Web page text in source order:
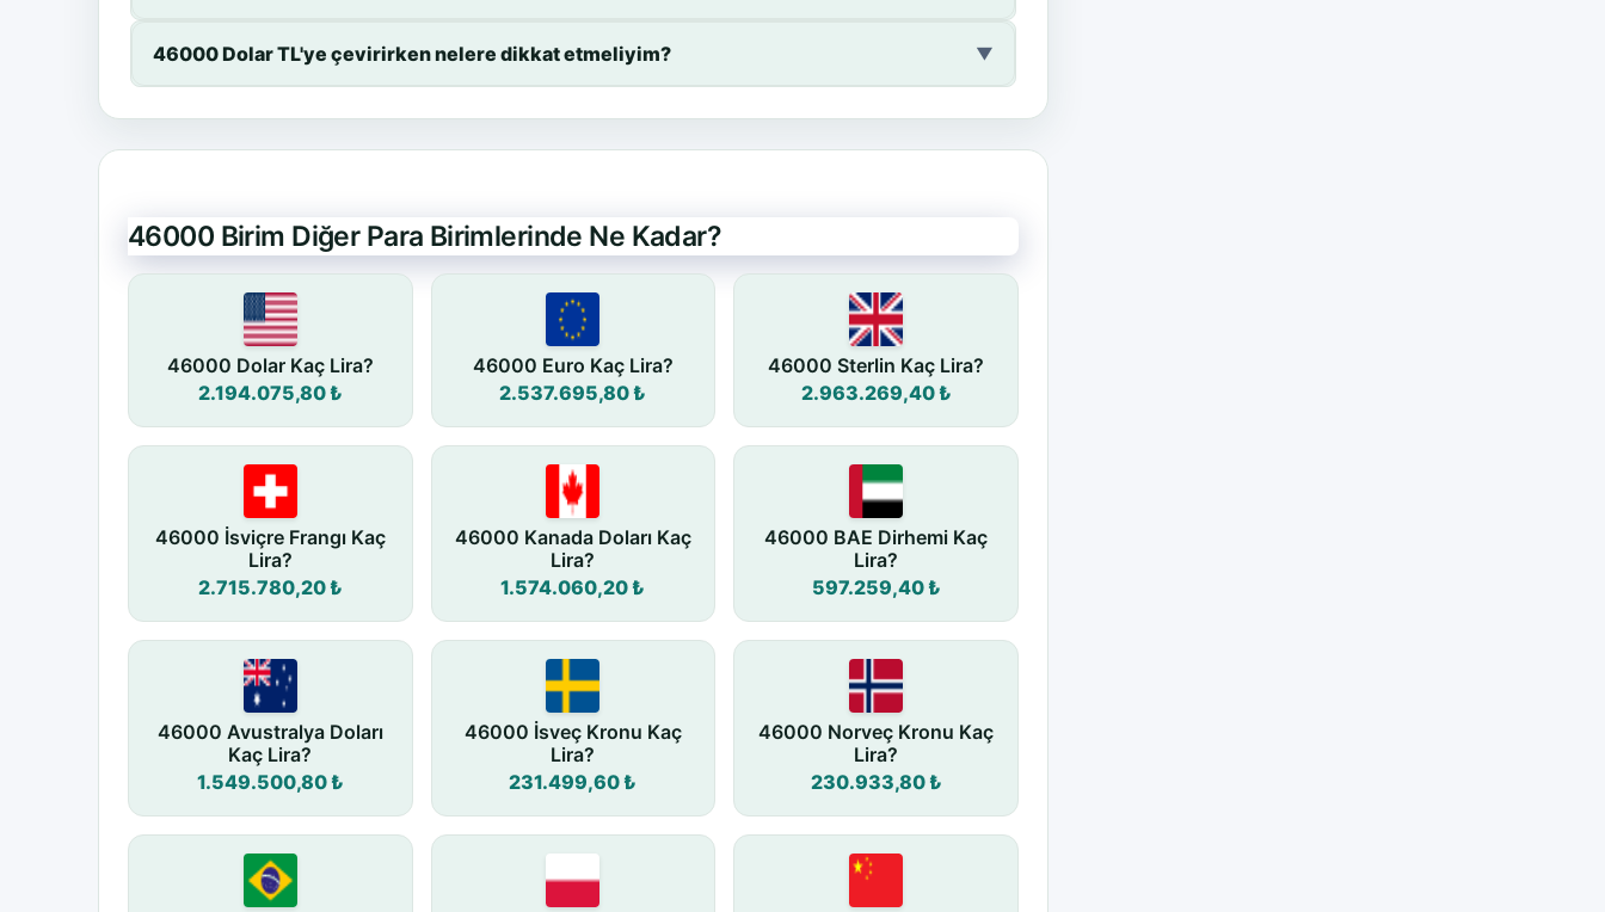
46000 Dolar TL'ye çevirirken nelere dikkat etmeliyim? ▼
46000 Birim Diğer Para Birimlerinde Ne Kadar?
46000 Dolar Kaç Lira?
2.194.075,80 ₺
46000 Euro Kaç Lira?
2.537.695,80 ₺
46000 Sterlin Kaç Lira?
2.963.269,40 ₺
46000 İsviçre Frangı Kaç
Lira?
2.715.780,20 ₺
46000 Kanada Doları Kaç
Lira?
1.574.060,20 ₺
46000 BAE Dirhemi Kaç
Lira?
597.259,40 ₺
46000 Avustralya Doları
Kaç Lira?
1.549.500,80 ₺
46000 İsveç Kronu Kaç
Lira?
231.499,60 ₺
46000 Norveç Kronu Kaç
Lira?
230.933,80 ₺